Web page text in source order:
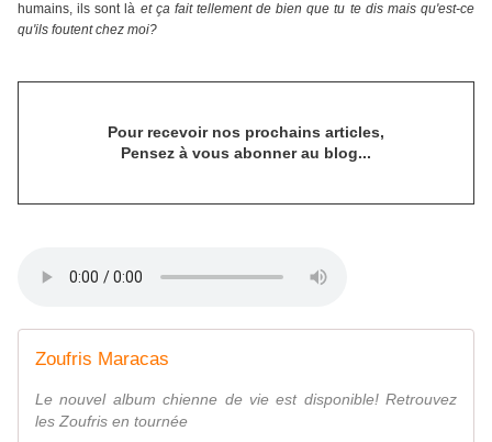
humains, ils sont là et ça fait tellement de bien que tu te dis mais qu'est-ce
qu'ils foutent chez moi?
Pour recevoir nos prochains articles,
Pensez à vous abonner au blog...
Zoufris Maracas
Le nouvel album chienne de vie est disponible! Retrouvez
les Zoufris en tournée